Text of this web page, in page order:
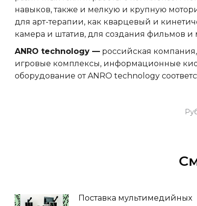
навыков, также и мелкую и крупную
для арт-терапии, как кварцевый и
камера и штатив, для создания фильмов и
ANRO technology — российская
игровые комплексы, информационные
оборудование от ANRO technology
Поставка мультимедийных